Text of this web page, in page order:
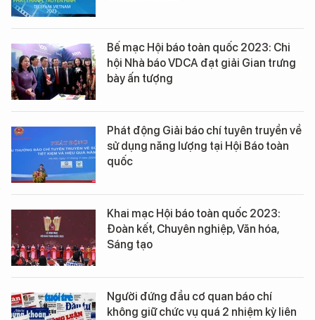
Bế mạc Hội báo toàn quốc 2023: Chi
hội Nhà báo VDCA đạt giải Gian trưng
bày ấn tượng
Phát động Giải báo chí tuyên truyền về
sử dụng năng lượng tại Hội Báo toàn
quốc
Khai mạc Hội báo toàn quốc 2023:
Đoàn kết, Chuyên nghiệp, Văn hóa,
Sáng tạo
Người đứng đầu cơ quan báo chí
không giữ chức vụ quá 2 nhiệm kỳ liên